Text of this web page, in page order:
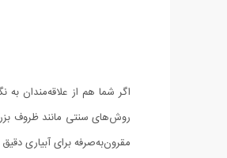
اگر شما هم از علاقه‌مندان
روش‌های سنتی مانند ظروف
مقرون‌به‌صرفه برای آبیاری